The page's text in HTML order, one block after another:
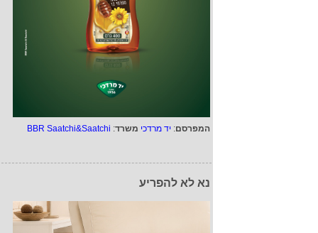
המפרסם: יד מרדכי משרד:
BBR Saatchi&Saatchi
נא לא להפריע